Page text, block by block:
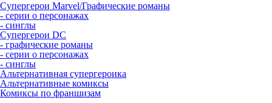
Супергерои Marvel/Графические романы
- серии о персонажах
- синглы
Супергерои DC
- графические романы
- серии о персонажах
- синглы
Альтернативная супергероика
Альтернативные комиксы
Комиксы по франшизам